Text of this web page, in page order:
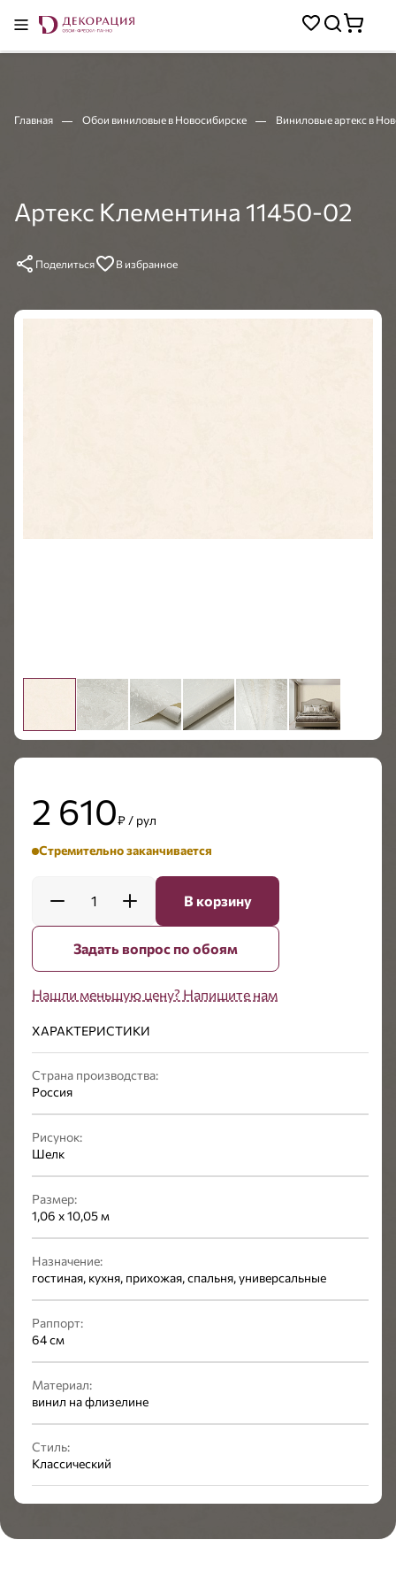
Главная Обои виниловые в Новосибирске Виниловые артекс в
Артекс Клементина 11450-02
Поделиться В избранное
2 610₽ / рул
Стремительно заканчивается
1 В корзину
Задать вопрос по обоям
Нашли меньшую цену? Напишите нам
ХАРАКТЕРИСТИКИ
Страна производства:
Россия
Рисунок:
Шелк
Размер:
1,06 x 10,05 м
Назначение:
гостиная, кухня, прихожая, спальня, универсальные
Раппорт:
64 см
Материал:
винил на флизелине
Стиль:
Классический